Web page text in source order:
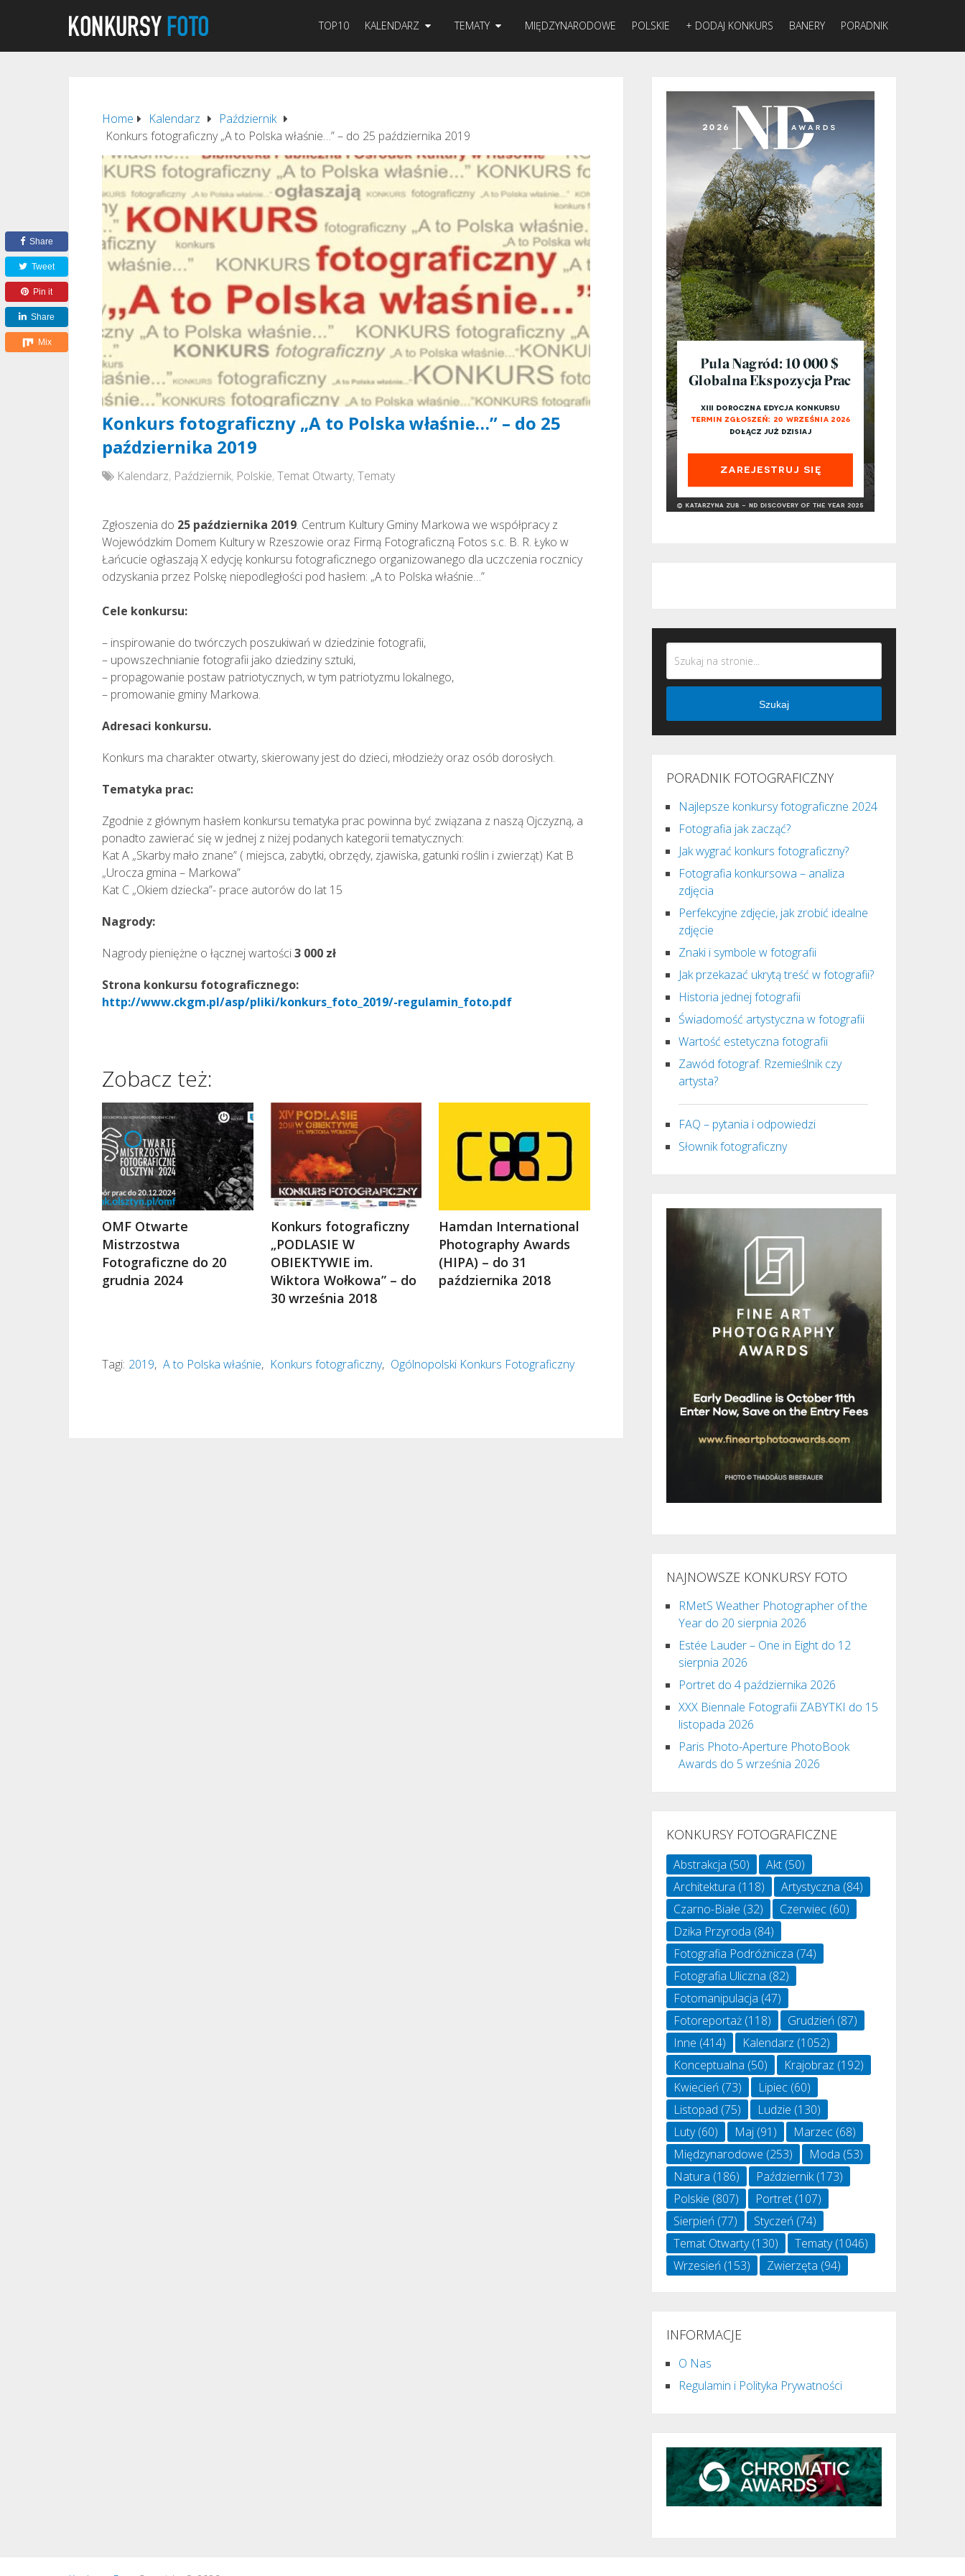
TOP10 KALENDARZ TEMATY MIĘDZYNARODOWE POLSKIE + DODAJ KONKURS BANERY PORADNIK
Home Kalendarz
Październik
Konkurs fotograficzny „A to Polska właśnie…” – do 25 października 2019
Konkurs fotograficzny „A to Polska właśnie…” – do 25
października 2019
Kalendarz, Październik, Polskie,Temat Otwarty,Tematy
Zgłoszenia do 25 października 2019. Centrum Kultury Gminy Markowa we współpracy z
Wojewódzkim Domem Kultury w Rzeszowie oraz Firmą Fotograficzną Fotos s.c. B. R. Łyko w
Łańcucie ogłaszają X edycję konkursu fotograficznego organizowanego dla uczczenia rocznicy
odzyskania przez Polskę niepodległości pod hasłem: „A to Polska właśnie…”
Cele konkursu:
– inspirowanie do twórczych poszukiwań w dziedzinie fotografii,
– upowszechnianie fotografii jako dziedziny sztuki,
– propagowanie postaw patriotycznych, w tym patriotyzmu lokalnego,
– promowanie gminy Markowa.
Adresaci konkursu.
Konkurs ma charakter otwarty, skierowany jest do dzieci, młodzieży oraz osób dorosłych.
Tematyka prac:
Zgodnie z głównym hasłem konkursu tematyka prac powinna być związana z naszą Ojczyzną, a
ponadto zawierać się w jednej z niżej podanych kategorii tematycznych:
Kat A „Skarby mało znane” ( miejsca, zabytki, obrzędy, zjawiska, gatunki roślin i zwierząt) Kat B
„Urocza gmina – Markowa”
Kat C „Okiem dziecka”- prace autorów do lat 15
Nagrody:
Nagrody pieniężne o łącznej wartości3 000 zł
Strona konkursu fotograficznego:
http://www.ckgm.pl/asp/pliki/konkurs_foto_2019/-regulamin_foto.pdf
Share
Tweet
Pin it
Share
Mix
Zobacz też:
OMF Otwarte
Mistrzostwa
Fotograficzne do 20
grudnia 2024
Konkurs fotograficzny
„PODLASIE W
OBIEKTYWIE im.
Wiktora Wołkowa” – do
30 września 2018
Hamdan International
Photography Awards
(HIPA) – do 31
października 2018
Tagi: 2019, A to Polska właśnie, Konkurs fotograficzny, Ogólnopolski Konkurs Fotograficzny
Szukaj
PORADNIK FOTOGRAFICZNY
Najlepsze konkursy fotograficzne 2024
Fotografia jak zacząć?
Jak wygrać konkurs fotograficzny?
Fotografia konkursowa – analiza
zdjęcia
Perfekcyjne zdjęcie, jak zrobić idealne
zdjęcie
Znaki i symbole w fotografii
Jak przekazać ukrytą treść w fotografii?
Historia jednej fotografii
Świadomość artystyczna w fotografii
Wartość estetyczna fotografii
Zawód fotograf. Rzemieślnik czy
artysta?
FAQ – pytania i odpowiedzi
Słownik fotograficzny
NAJNOWSZE KONKURSY FOTO
RMetS Weather Photographer of the
Year do 20 sierpnia 2026
Estée Lauder – One in Eight do 12
sierpnia 2026
Portret do 4 października 2026
XXX Biennale Fotografii ZABYTKI do 15
listopada 2026
Paris Photo-Aperture PhotoBook
Awards do 5 września 2026
KONKURSY FOTOGRAFICZNE
Abstrakcja (50) Akt (50)
Architektura (118) Artystyczna (84)
Czarno-Białe (32) Czerwiec (60)
Dzika Przyroda (84)
Fotografia Podróżnicza (74)
Fotografia Uliczna (82)
Fotomanipulacja (47)
Fotoreportaż (118) Grudzień (87)
Inne (414) Kalendarz (1052)
Konceptualna (50) Krajobraz (192)
Kwiecień (73) Lipiec (60)
Listopad (75) Ludzie (130)
Luty(60) Maj (91) Marzec (68)
Międzynarodowe (253) Moda (53)
Natura (186) Październik(173)
Polskie (807) Portret (107)
Sierpień (77) Styczeń (74)
Temat Otwarty(130) Tematy(1046)
Wrzesień (153) Zwierzęta (94)
INFORMACJE
O Nas
Regulamin i Polityka Prywatności